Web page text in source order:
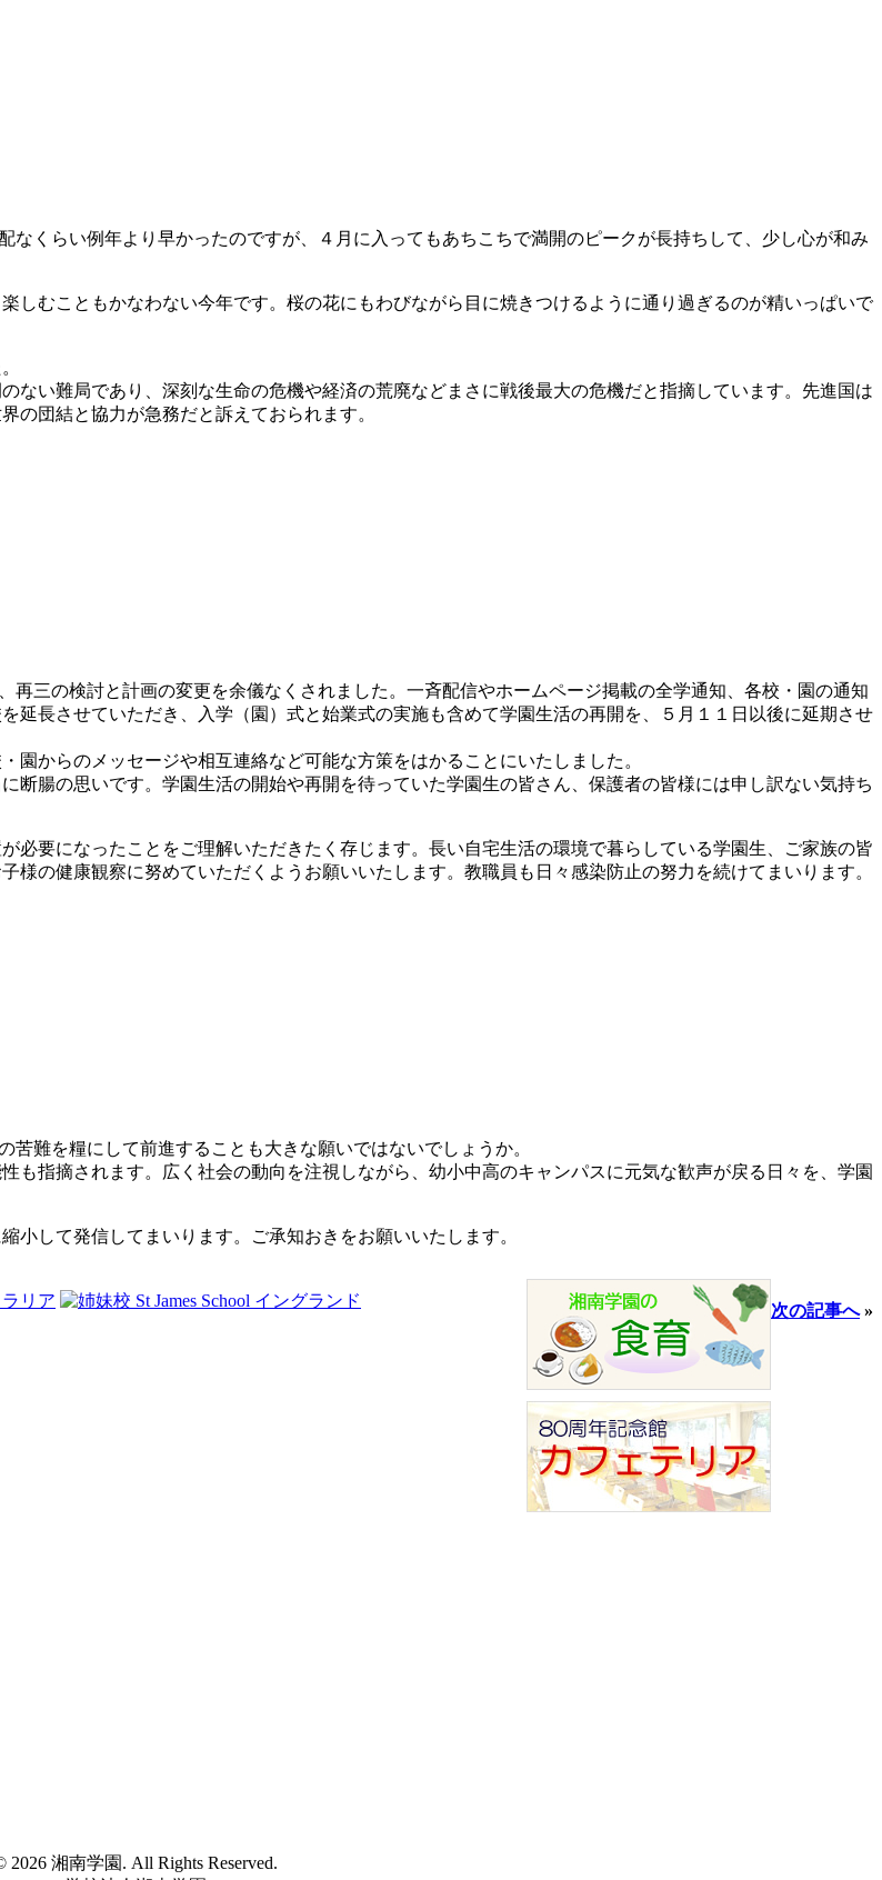
くらい例年より早かったのですが、４月に入ってもあちこちで満開のピークが長持ちして、少し心が和み
むこともかなわない今年です。桜の花にもわびながら目に焼きつけるように通り過ぎるのが精いっぱいで
い難局であり、深刻な生命の危機や経済の荒廃などまさに戦後最大の危機だと指摘しています。先進国は
の団結と協力が急務だと訴えておられます。
三の検討と計画の変更を余儀なくされました。一斉配信やホームページ掲載の全学通知、各校・園の通知
延長させていただき、入学（園）式と始業式の実施も含めて学園生活の再開を、５月１１日以後に延期させ
からのメッセージや相互連絡など可能な方策をはかることにいたしました。
腸の思いです。学園生活の開始や再開を待っていた学園生の皆さん、保護者の皆様には申し訳ない気持ち
要になったことをご理解いただきたく存じます。長い自宅生活の環境で暮らしている学園生、ご家族の皆
の健康観察に努めていただくようお願いいたします。教職員も日々感染防止の努力を続けてまいります。
難を糧にして前進することも大きな願いではないでしょうか。
指摘されます。広く社会の動向を注視しながら、幼小中高のキャンパスに元気な歓声が戻る日々を、学園
して発信してまいります。ご承知おきをお願いいたします。
次の記事へ»
2026 湘南学園. All Rights Reserved.